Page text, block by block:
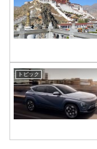
トピック